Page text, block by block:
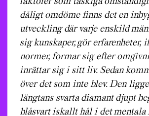
dåligt omdöme finns det en
utveckling där varje enskild
sig kunskaper, gör erfarenheter,
normer, formar sig efter
inrättar sig i sitt liv. Sedan
över det som inte blev. Den
längtans svarta diamant djupt
blåsvart iskallt hål i det mentala